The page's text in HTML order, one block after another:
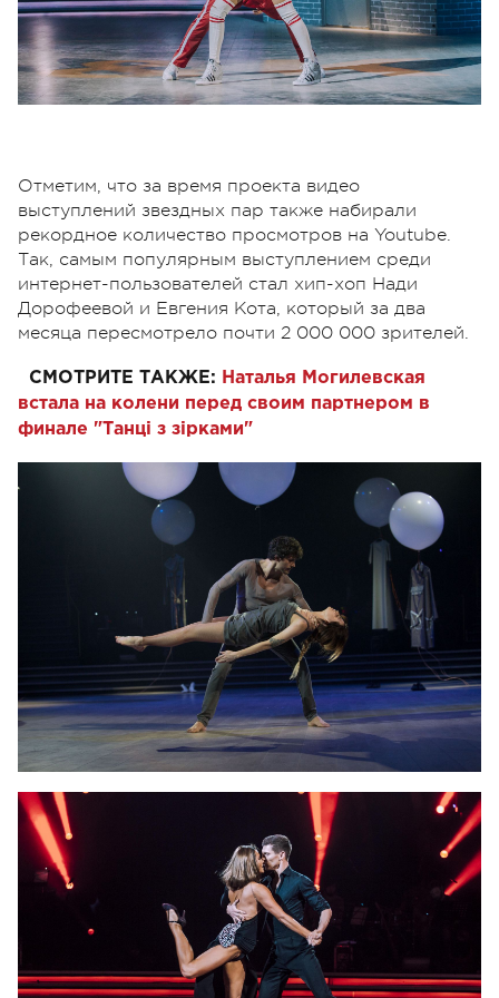
Отметим, что за время проекта видео
выступлений звездных пар также набирали
рекордное количество просмотров на Youtube.
Так, самым популярным выступлением среди
интернет-пользователей стал хип-хоп Нади
Дорофеевой и Евгения Кота, который за два
месяца пересмотрело почти 2 000 000 зрителей.
СМОТРИТЕ ТАКЖЕ: Наталья Могилевская
встала на колени перед своим партнером в
финале "Танці з зірками"